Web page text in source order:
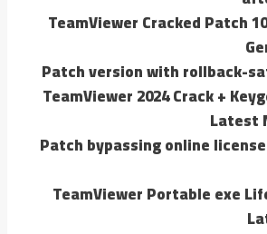
TeamViewer Cracked Patch
Patch version with rollback-
TeamViewer 2024 Crack +
Latest
Patch bypassing online
TeamViewer Portable exe